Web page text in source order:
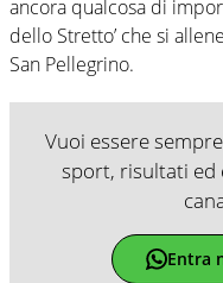
ancora qualcosa di
dello Stretto’ che si
San Pellegrino.
Vuoi essere
sport, risultati ed
Entra